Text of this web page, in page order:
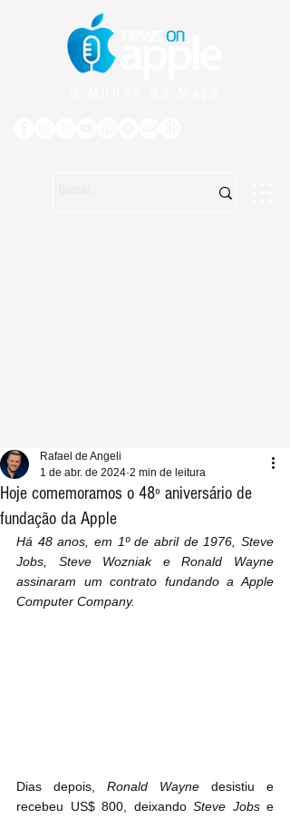
Hoje comemoramos o 48º aniversário de
fundação da Apple
Rafael de Angeli
1 de abr. de 2024 2 min de leitura
Há 48 anos, em 1º de abril de 1976, Steve
Jobs, Steve Wozniak e Ronald Wayne
assinaram um contrato fundando a Apple
Computer Company.
Dias depois, Ronald Wayne desistiu e
recebeu US$ 800, deixando Steve Jobs